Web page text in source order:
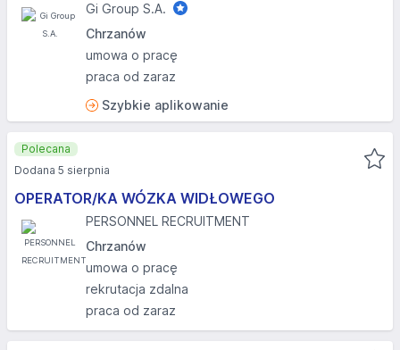
Gi Group S.A.
Chrzanów
umowa o pracę
praca od zaraz
Szybkie aplikowanie
OPERATOR/KA WÓZKA WIDŁOWEGO
PERSONNEL RECRUITMENT
Chrzanów
umowa o pracę
rekrutacja zdalna
praca od zaraz
Polecana
Dodana 5 sierpnia